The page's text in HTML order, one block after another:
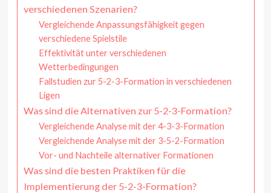
verschiedenen Szenarien?
Vergleichende Anpassungsfähigkeit gegen
verschiedene Spielstile
Effektivität unter verschiedenen
Wetterbedingungen
Fallstudien zur 5-2-3-Formation in verschiedenen
Ligen
Was sind die Alternativen zur 5-2-3-Formation?
Vergleichende Analyse mit der 4-3-3-Formation
Vergleichende Analyse mit der 3-5-2-Formation
Vor- und Nachteile alternativer Formationen
Was sind die besten Praktiken für die
Implementierung der 5-2-3-Formation?